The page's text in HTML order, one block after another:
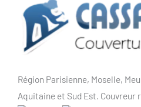
Région Parisienne, Moselle,
Aquitaine et Sud Est. Couvreur